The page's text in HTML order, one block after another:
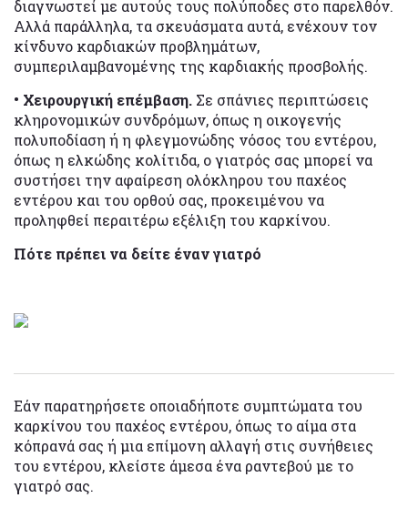
διαγνωστεί με αυτούς τους πολύποδες στο παρελθόν.
Αλλά παράλληλα, τα σκευάσματα αυτά, ενέχουν τον
κίνδυνο καρδιακών προβλημάτων,
συμπεριλαμβανομένης της καρδιακής προσβολής.
• Χειρουργική επέμβαση. Σε σπάνιες περιπτώσεις
κληρονομικών συνδρόμων, όπως η οικογενής
πολυποδίαση ή η φλεγμονώδης νόσος του εντέρου,
όπως η ελκώδης κολίτιδα, ο γιατρός σας μπορεί να
συστήσει την αφαίρεση ολόκληρου του παχέος
εντέρου και του ορθού σας, προκειμένου να
προληφθεί περαιτέρω εξέλιξη του καρκίνου.
Πότε πρέπει να δείτε έναν γιατρό
Εάν παρατηρήσετε οποιαδήποτε συμπτώματα του
καρκίνου του παχέος εντέρου, όπως το αίμα στα
κόπρανά σας ή μια επίμονη αλλαγή στις συνήθειες
του εντέρου, κλείστε άμεσα ένα ραντεβού με το
γιατρό σας.